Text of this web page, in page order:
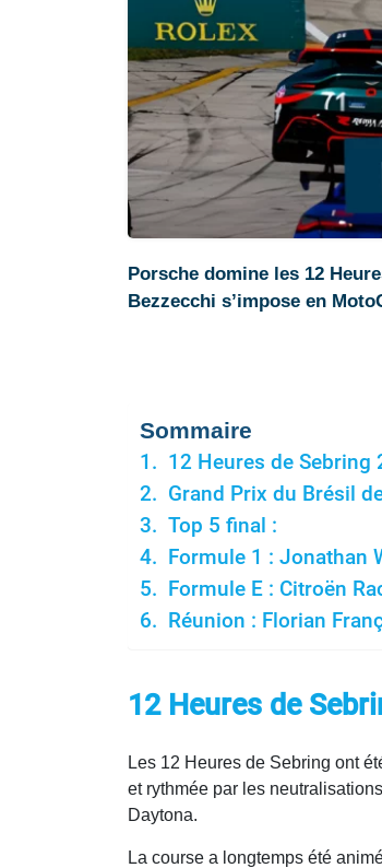
Porsche domine les 12
Bezzecchi s’impose en
Sommaire
12 Heures de Sebring
Grand Prix du Brésil
Top 5 final :
Formule 1 : Jonathan
Formule E : Citroën
Réunion : Florian
12 Heures de
Les 12 Heures de Sebring ont
et rythmée par les
Daytona.
La course a longtemps été